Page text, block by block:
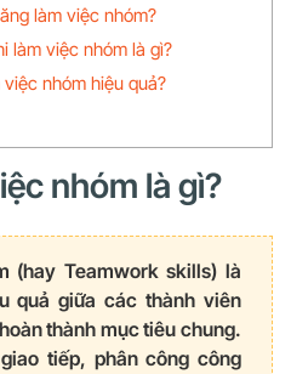
làm việc nhóm?
làm việc nhóm là gì?
nhóm hiệu quả?
nhóm là gì?
(hay Teamwork skills) là
quả giữa các thành viên
thành mục tiêu chung.
tiếp, phân công công